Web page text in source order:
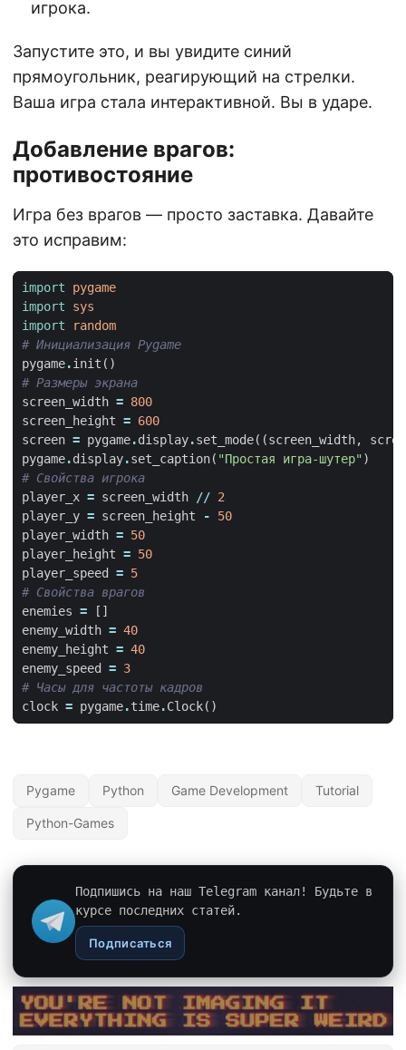
игрока.
Запустите это, и вы увидите синий
прямоугольник, реагирующий на стрелки.
Ваша игра стала интерактивной. Вы в ударе.
Добавление врагов:
противостояние
Игра без врагов — просто заставка. Давайте
это исправим:
import
pygame
import
sys
import
random
# Инициализация Pygame
pygame.init ()
# Размеры экрана
screen_width = 800
screen_height = 600
screen = pygame.display.set_mode((screen_width,
pygame.display.set_caption( "Простая игра-шутер")
# Свойства игрока
player_x = screen_width // 2
player_y = screen_height -
50
player_width = 50
player_height = 50
player_speed
= 5
# Свойства врагов
enemies =
[]
enemy_width = 40
enemy_height = 40
enemy_speed
= 3
# Часы для частоты кадров
clock = pygame.time.Clock()
Pygame Python Game Development Tutorial
Python-Games
Подпишись на наш Telegram канал! Будьте в
курсе последних статей.
Подписаться